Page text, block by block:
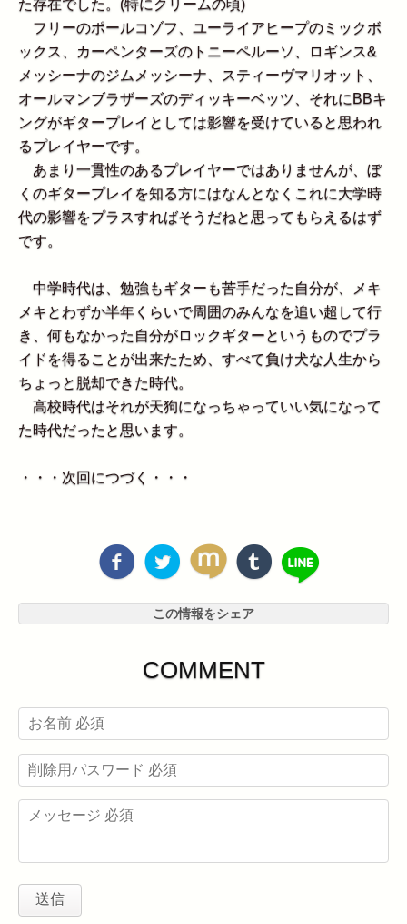
た存在でした。(特にクリームの頃)
フリーのポールコゾフ、ユーライアヒープのミックボ
ックス、カーペンターズのトニーペルーソ、ロギンス&
メッシーナのジムメッシーナ、スティーヴマリオット、
オールマンブラザーズのディッキーベッツ、それにBBキ
ングがギタープレイとしては影響を受けていると思われ
るプレイヤーです。
あまり一貫性のあるプレイヤーではありませんが、ぼ
くのギタープレイを知る方にはなんとなくこれに大学時
代の影響をプラスすればそうだねと思ってもらえるはず
です。
中学時代は、勉強もギターも苦手だった自分が、メキ
メキとわずか半年くらいで周囲のみんなを追い超して行
き、何もなかった自分がロックギターというものでプラ
イドを得ることが出来たため、すべて負け犬な人生から
ちょっと脱却できた時代。
高校時代はそれが天狗になっちゃっていい気になって
た時代だったと思います。
・・・次回につづく・・・
この情報をシェア
COMMENT